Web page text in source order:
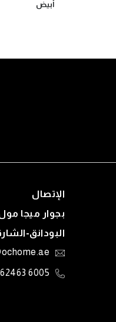
أبيض
الإتصال
بجوار ميجا
البودانق-
6005 62463